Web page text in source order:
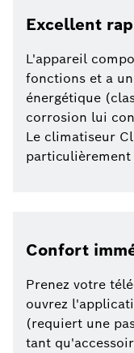
Excellent
L'appareil
fonctions et a
énergétique
corrosion lui
Le climatiseur
particulièrement
Confort
Prenez votre
ouvrez
(requiert une
tant